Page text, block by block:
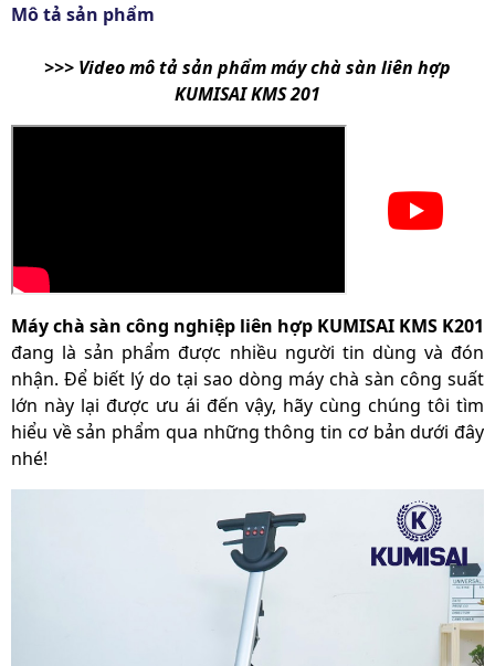
Mô tả sản phẩm
>>> Video mô tả sản phẩm máy chà sàn liên hợp
KUMISAI KMS 201
Máy chà sàn công nghiệp liên hợp KUMISAI KMS K201
đang là sản phẩm được nhiều người tin dùng và đón
nhận. Để biết lý do tại sao dòng máy chà sàn công suất
lớn này lại được ưu ái đến vậy, hãy cùng chúng tôi tìm
hiểu về sản phẩm qua những thông tin cơ bản dưới đây
nhé!
Lực hút chân không
Dây điện
25m
Thời gian bảo hành
24 tháng
Thời gian bảo hành
phần điện và bơm
12 tháng